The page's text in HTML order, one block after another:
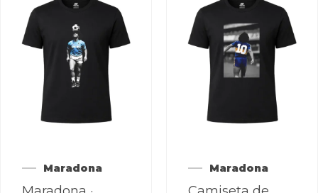
Maradona Maradona